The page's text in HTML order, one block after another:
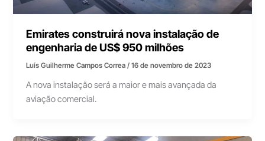
Emirates construirá nova instalação de
engenharia de US$ 950 milhões
Luís Guilherme Campos Correa/16 de novembro de 2023
A nova instalação será a maior e mais avançada da
aviação comercial.